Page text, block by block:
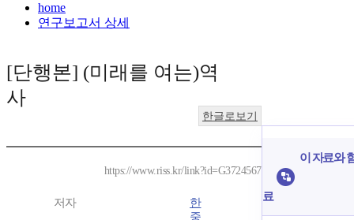
home
연구보고서 상세
[단행본] (미래를 여는)역
사
한글로보기
https://www.riss.kr/link?id=G3724567
저자
한
중
이 자료와
료